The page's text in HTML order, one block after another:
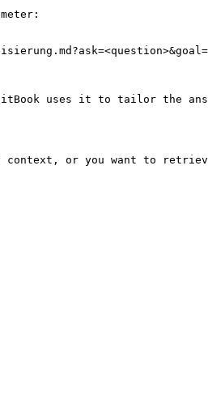
uses it to tailor the
context, or you want to